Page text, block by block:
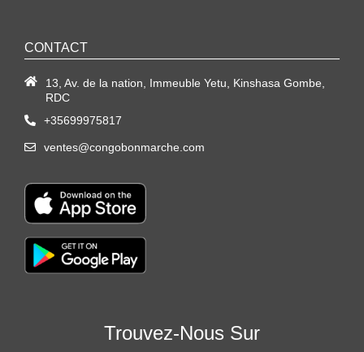
CONTACT
13, Av. de la nation, Immeuble Yetu, Kinshasa Gombe,
RDC
+35699975817
ventes@congobonmarche.com
Trouvez-Nous Sur